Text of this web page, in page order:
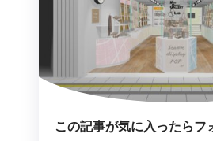
この記事が気に入ったらフ